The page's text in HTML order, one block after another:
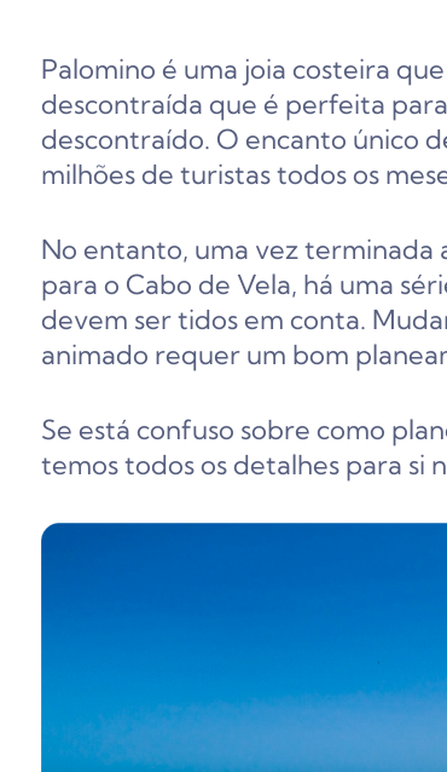
Palomino é uma joia costeira
descontraída que é perfeita
descontraído. O encanto único
milhões de turistas todos os
No entanto, uma vez terminada
para o Cabo de Vela, há uma
devem ser tidos em conta.
animado requer um bom
Se está confuso sobre como
temos todos os detalhes para si